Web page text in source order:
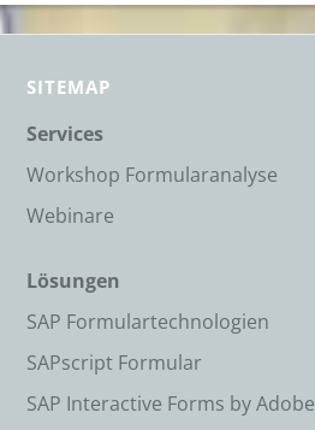
SITEMAP
Services
Workshop Formularanalyse
Webinare
Lösungen
SAP Formulartechnologien
SAPscript Formular
SAP Interactive Forms by Adobe